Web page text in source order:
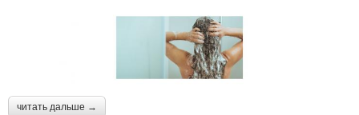
читать дальше →